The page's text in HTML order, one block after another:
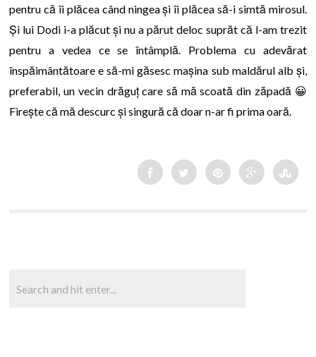
pentru că îi plăcea când ningea și îi plăcea să-i simtă mirosul.
Și lui Dodi i-a plăcut și nu a părut deloc suprăt că l-am trezit
pentru a vedea ce se întâmplă. Problema cu adevărat
înspăimântătoare e să-mi găsesc mașina sub maldărul alb și,
preferabil, un vecin drăguț care să mă scoată din zăpadă 😀
Firește că mă descurc și singură că doar n-ar fi prima oară.